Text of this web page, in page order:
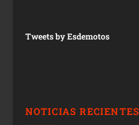
Tweets by Esdemotos
NOTICIAS RECIENTES